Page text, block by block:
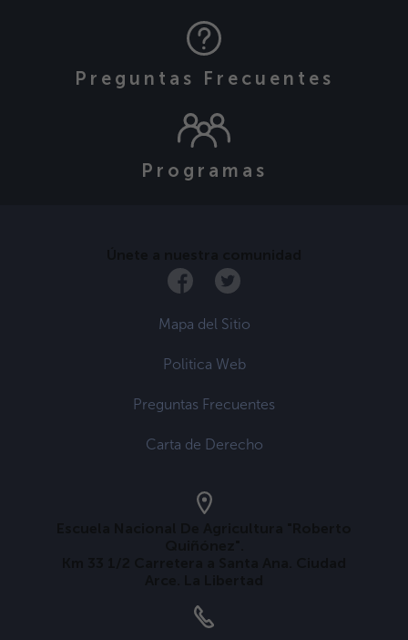
Preguntas Frecuentes
Programas
Mapa del Sitio
Politica Web
Preguntas Frecuentes
Carta de Derecho